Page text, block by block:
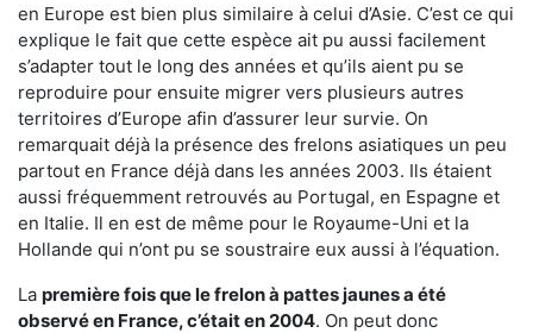
en Europe est bien plus similaire à celui d’Asie. C’est ce qui
explique le fait que cette espèce ait pu aussi facilement
s’adapter tout le long des années et qu’ils aient pu se
reproduire pour ensuite migrer vers plusieurs autres
territoires d’Europe afin d’assurer leur survie. On
remarquait déjà la présence des frelons asiatiques un peu
partout en France déjà dans les années 2003. Ils étaient
aussi fréquemment retrouvés au Portugal, en Espagne et
en Italie. Il en est de même pour le Royaume-Uni et la
Hollande qui n’ont pu se soustraire eux aussi à l’équation.
La première fois que le frelon à pattes jaunes a été
observé en France, c’était en 2004. On peut donc